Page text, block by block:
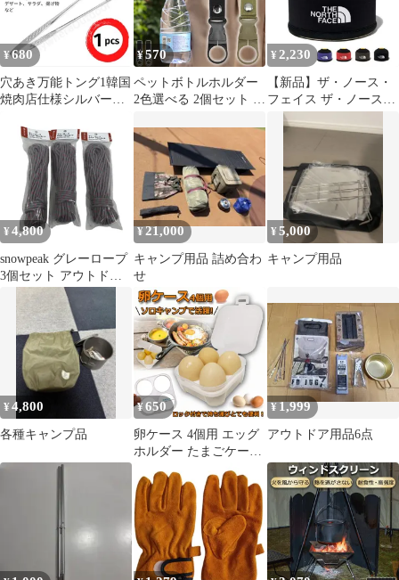
リチウム電池内蔵 キャ
ンプ用品
¥680
穴あき万能トング1韓国
焼肉店仕様シルバー銀
ギアウトドア用品
¥570
ペットボトルホルダー
2色選べる 2個セット ブ
ック ベルト バックル
バッグ 鞄 アウトドア用
品 キャンプ 登山 ハイ
キング フェス ハーネス
作業着 荷物 水 カーキ
ー 黒
¥ 2,230
【新品】ザ・ノース・
フェイス ザ・ノース・
フェイス 収納・キャリ
ーケース ODカンカバ
TNFレッド NN32233
TR キャンプ用品 アウ
トドア 釣り 登山 おし
ゃれ メール便 [220414]
¥ 4,800
snowpeak グレーロープ
3個セット アウトドア
用品 スノーピーク キャ
ンプ 未使用 M11517982
¥21,000
キャンプ用品 詰め合わ
せ
¥5,000
キャンプ用品
¥4,800
各種キャンプ品
¥650
卵ケース 4個用 エッグ
ホルダー たまごケース
ソロキャンプで活躍 半
透明 エッグ ホルダー
キャンプ用品 アウトド
ア 小物入れにも使える
クリーン
¥1,999
アウトドア用品6点